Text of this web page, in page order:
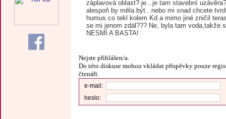
záplavová oblast? je...je tam stavební
alespoň by měla být...nebo mi snad chcete
humus co tekl kolem Kd a mimo jiné zničil
se mi jenom zdál??? Ne, byla tam voda,takže
NESMÍ A BASTA!
Nejste přihlášen/a.
Do této diskuse mohou vkládat příspěvky pouze
čtenáři.
e-mail:
heslo: